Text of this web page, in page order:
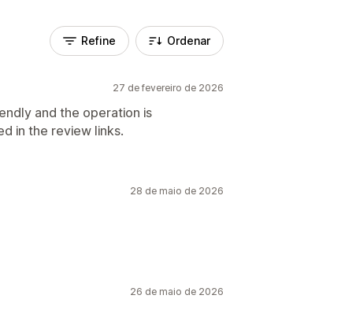
Refine Ordenar
27 de fevereiro de 2026
and the operation is
in the review links.
28 de maio de 2026
26 de maio de 2026